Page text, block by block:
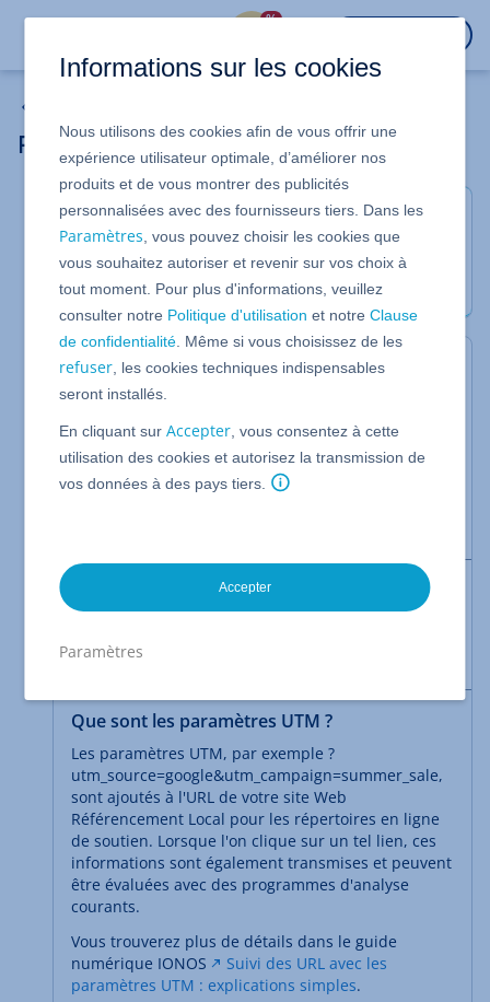
%
Paramètres UTM et Référencement Local
Contenu généré par traduction automatique
Le texte de cette page provient d'une traduction
automatique. Une révision par un humain est
prévue.
Valable pour Référencement Local
Votre inscription dans Référencement Local sur
Google
Facebook et
peut être complétée par
des paramètres UTM. Ainsi, le succès de votre
inscription dans l'annuaire en ligne correspondant
peut être évalué à l'aide d'outils d'analyse. Dans cet
L'installation et l'évaluation de vos paramètres UTM
(par exemple Google Analytics).
Que sont les paramètres UTM ?
Les paramètres UTM, par exemple ?
utm_source=google&utm_campaign=summer_sale,
sont ajoutés à l'URL de votre site Web
Référencement Local pour les répertoires en ligne
de soutien. Lorsque l'on clique sur un tel lien, ces
informations sont également transmises et peuvent
être évaluées avec des programmes d'analyse
courants.
Vous trouverez plus de détails dans le guide
numérique IONOS
Suivi des URL avec les
paramètres UTM : explications simples.
Informations sur les cookies
Nous utilisons des cookies afin de vous offrir une
expérience utilisateur optimale, d’améliorer nos
produits et de vous montrer des publicités
personnalisées avec des fournisseurs tiers. Dans les
Paramètres , vous pouvez choisir les cookies que
vous souhaitez autoriser et revenir sur vos choix à
tout moment. Pour plus d'informations, veuillez
consulter notre Politique d'utilisation et notreClause
de confidentialité . Même si vous choisissez de les
refuser , les cookies techniques indispensables
seront installés.
En cliquant surAccepter , vous consentez à cette
utilisation des cookies et autorisez la transmission de
vos données à des pays tiers.
Accepter
Paramètres